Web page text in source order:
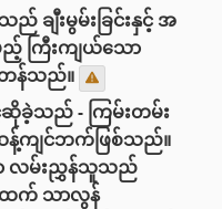
ျီးမွမ်းခြင်းနှင့် အ
ကြီးကျယ်သော
န်သည်။
ခဲ့သည် - ကြမ်းတမ်း
ကျင်ဘက်ဖြစ်သည်။
ာ လမ်းညွှန်သူသည်
ထက် သာလွန်